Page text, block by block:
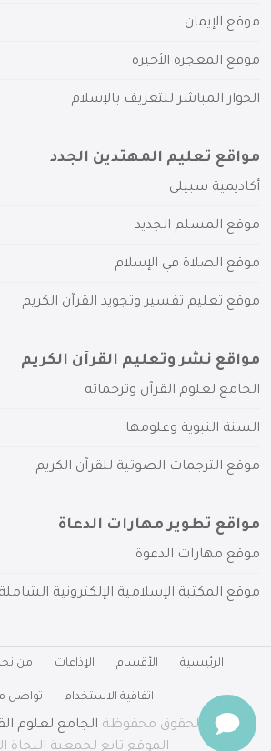
موقع الإيمان
موقع المعجزة الأخيرة
الحوار المباشر للتعريف بالإسلام
مواقع تعليم المهتدين الجدد
أكاديمية سبيلي
موقع المسلم الجديد
موقع الصلاة في الإسلام
موقع تعليم تفسير وتجويد القرآن الكريم
مواقع نشر وتعليم القرآن الكريم
الجامع لعلوم القرآن وترجماته
السنة النبوية وعلومها
موقع الترجمات الصوتية للقرآن الكريم
مواقع تطوير مهارات الدعاة
موقع مهارات الدعوة
موقع المكتبة الإسلامية الإلكترونية الشاملة
الرئيسية الأقسام الإذاعات من
اتفاقية الاستخدام تواصل
جميع الحقوق محفوظة الجامع لعلوم
الموقع تابع لجمعية النجاة